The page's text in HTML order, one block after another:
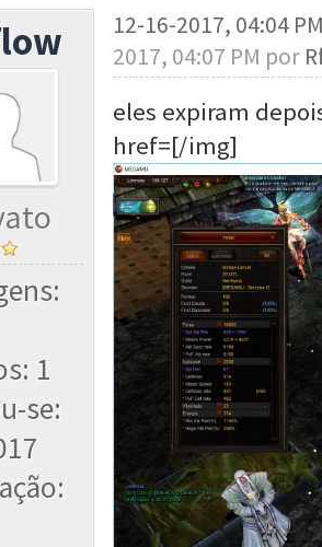
1
se:
12-16-2017, 04:04
2017, 04:07 PM por
eles expiram
href=[/img]